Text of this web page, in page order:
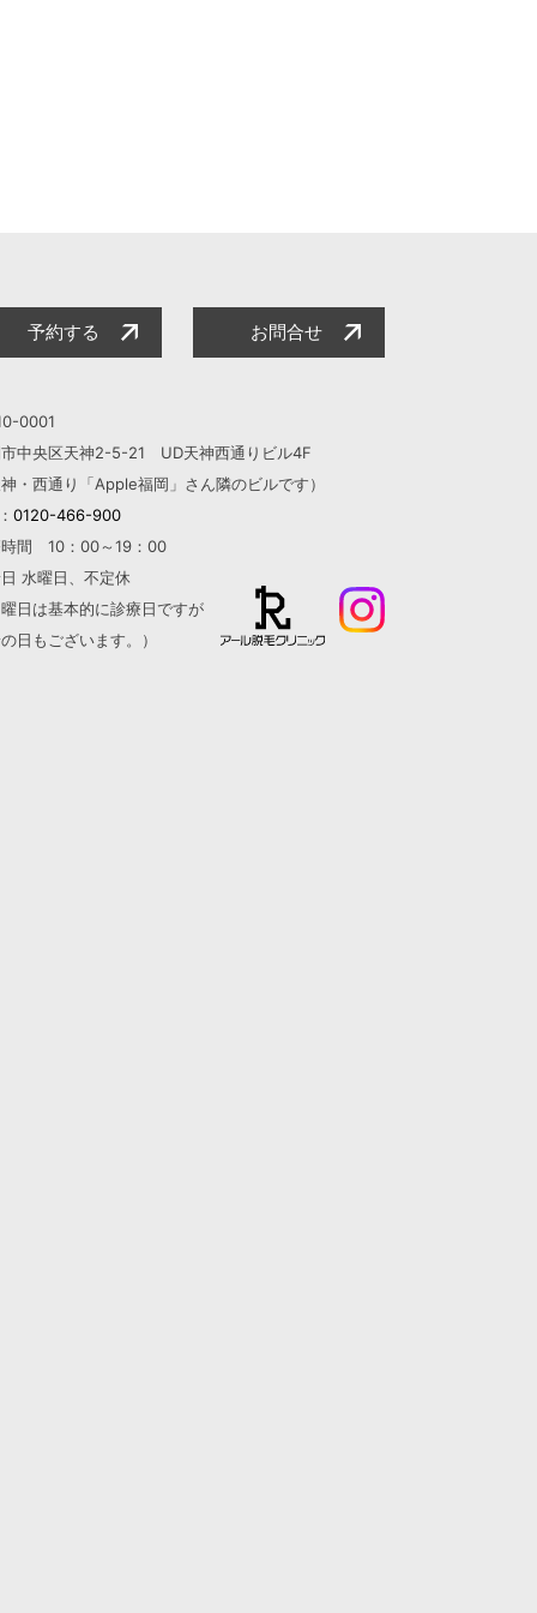
予約する お問合せ
0001
中央区天神2-5-21 UD天神西通りビル4F
神・西通り「Apple福岡」さん隣のビルです）
0120-466-900
時間 10：00～19：00
水曜日、不定休
曜日は基本的に診療日ですが
日もございます。）